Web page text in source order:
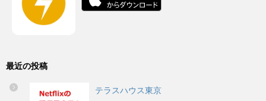
最近の投稿
テラスハウス東京